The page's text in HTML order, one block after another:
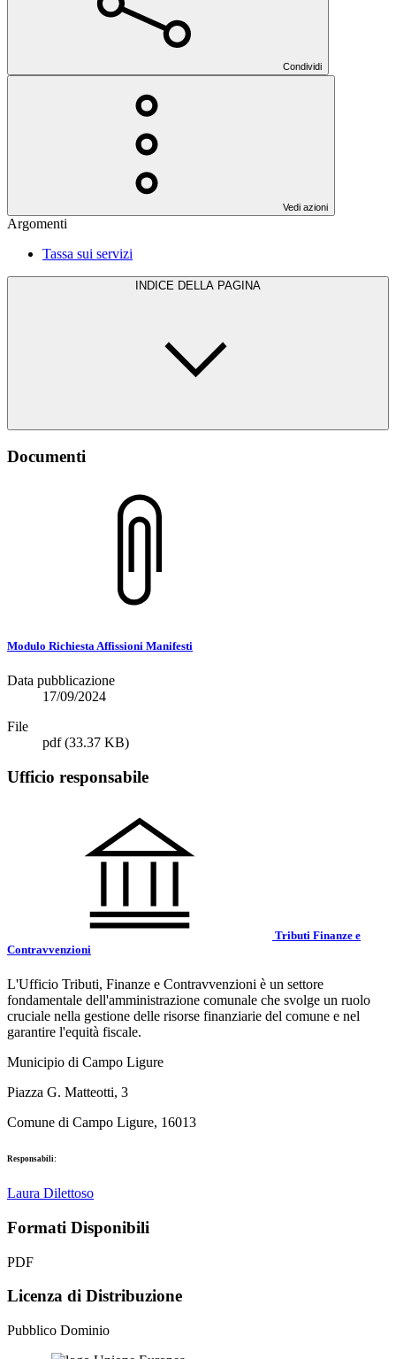
Condividi
Vedi azioni
Argomenti
Tassa sui servizi
INDICE DELLA PAGINA
Documenti
Modulo Richiesta Affissioni Manifesti
Data pubblicazione
17/09/2024
File
pdf(33.37 KB)
Ufficio responsabile
Tributi Finanze e
Contravvenzioni
L'Ufficio Tributi, Finanze e Contravvenzioni è un settore
fondamentale dell'amministrazione comunale che svolge un ruolo
cruciale nella gestione delle risorse finanziarie del comune e nel
garantire l'equità fiscale.
Municipio di Campo Ligure
Piazza G. Matteotti, 3
Comune di Campo Ligure, 16013
Responsabili:
Laura Dilettoso
Formati Disponibili
PDF
Licenza di Distribuzione
Pubblico Dominio